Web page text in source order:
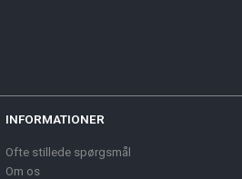
INFORMATIONER
Ofte stillede spørgsmål
Om os